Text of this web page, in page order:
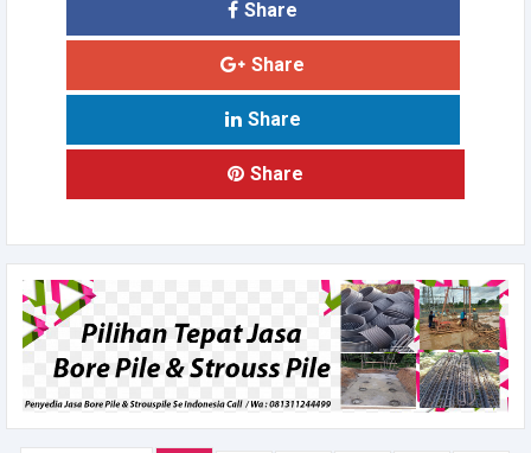
Share
Share
Share
Share